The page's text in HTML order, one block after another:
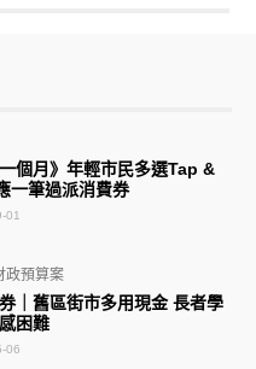
一個月》年輕市民多選Tap &
一筆過派消費券
01
｜舊區街市多用現金 長者學
困難
政預算案
06